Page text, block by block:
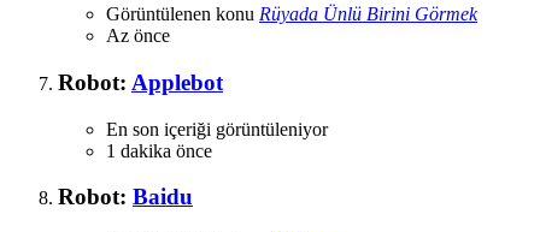
Görüntülenen konu Rüyada Ünlü Birini Görmek
Az önce
Robot: Applebot
En son içeriği görüntüleniyor
1 dakika önce
Robot: Baidu